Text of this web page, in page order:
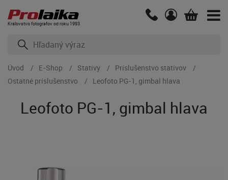
Kráľovstvo fotografov od roku 1993
Úvod E-Shop Statívy
Príslušenstvo statívov
Ostatné príslušenstvo
Leofoto PG-1, gimbal hlava
Leofoto PG-1, gimbal hlava